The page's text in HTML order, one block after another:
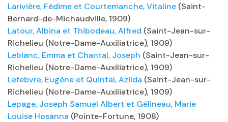
Larivière, Fédime et Courtemanche, Vitaline (Saint-
Bernard-de-Michaudville, 1909)
Latour, Albina et Thibodeau, Alfred (Saint-Jean-sur-
Richelieu (Notre-Dame-Auxiliatrice), 1909)
Leblanc, Emma et Chantal, Joseph (Saint-Jean-sur-
Richelieu (Notre-Dame-Auxiliatrice), 1909)
Lefebvre, Eugène et Quintal, Azilda (Saint-Jean-sur-
Richelieu (Notre-Dame-Auxiliatrice), 1909)
Lepage, Joseph Samuel Albert et Gélineau, Marie
Louise Hosanna (Pointe-Fortune, 1908)